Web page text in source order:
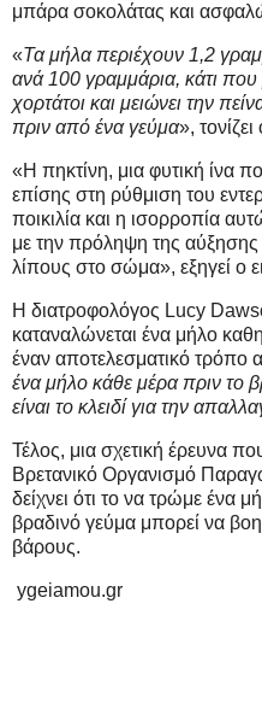
μπάρα σοκολάτας και
«Τα μήλα περιέχουν 1,2
ανά 100 γραμμάρια, κάτι
χορτάτοι και μειώνει την
πριν από ένα γεύμα»,
«Η πηκτίνη, μια φυτική ίνα
επίσης στη ρύθμιση του
ποικιλία και η ισορροπία
με την πρόληψη της
λίπους στο σώμα», εξηγεί ο
Η διατροφολόγος Lucy
καταναλώνεται ένα μήλο
έναν αποτελεσματικό τρόπο
ένα μήλο κάθε μέρα πριν το
είναι το κλειδί για την
Τέλος, μια σχετική έρευνα
Βρετανικό Οργανισμό
δείχνει ότι το να τρώμε ένα
βραδινό γεύμα μπορεί να
βάρους.
ygeiamou.gr